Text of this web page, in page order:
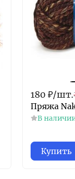
180 ₽/шт.
Пряжа
В
Купить